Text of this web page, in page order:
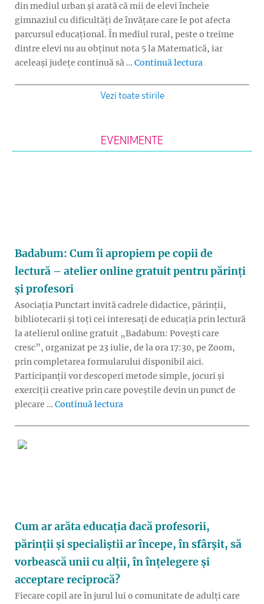
din mediul urban și arată că mii de elevi încheie
gimnaziul cu dificultăți de învățare care le pot afecta
parcursul educațional. În mediul rural, peste o treime
dintre elevi nu au obținut nota 5 la Matematică, iar
aceleași județe continuă să … Continuă lectura
Vezi toate stirile
EVENIMENTE
Badabum: Cum îi apropiem pe copii de
lectură – atelier online gratuit pentru părinți
și profesori
Asociația Punctart invită cadrele didactice, părinții,
bibliotecarii și toți cei interesați de educația prin lectură
la atelierul online gratuit „Badabum: Povești care
cresc”, organizat pe 23 iulie, de la ora 17:30, pe Zoom,
prin completarea formularului disponibil aici.
Participanții vor descoperi metode simple, jocuri și
exerciții creative prin care poveștile devin un punct de
plecare … Continuă lectura
Cum ar arăta educația dacă profesorii,
părinții și specialiștii ar începe, în sfârșit, să
vorbească unii cu alții, în înțelegere și
acceptare reciprocă?
Fiecare copil are în jurul lui o comunitate de adulți care